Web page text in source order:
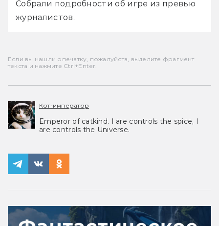
Собрали подробности об игре из превью
журналистов.
Если вы нашли опечатку, пожалуйста, выделите фрагмент
текста и нажмите Ctrl+Enter.
Кот-император
Emperor of catkind. I are controls the spice, I
are controls the Universe.